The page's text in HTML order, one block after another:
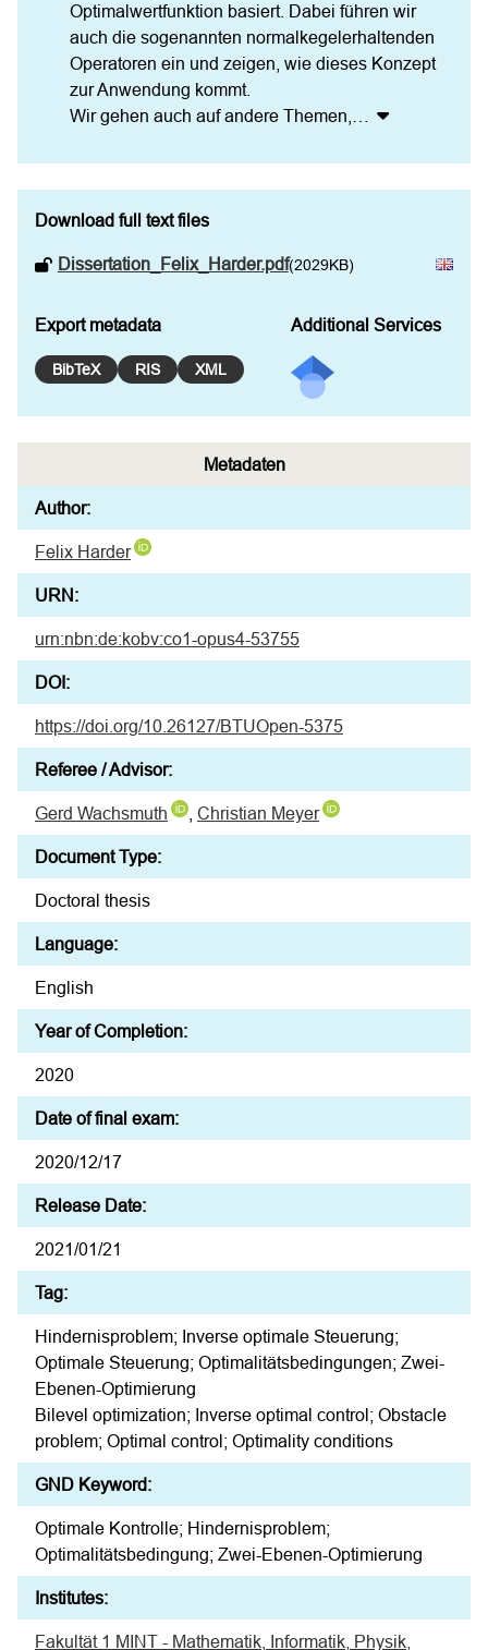
Optimalwertfunktion basiert. Dabei führen wir
auch die sogenannten normalkegelerhaltenden
Operatoren ein und zeigen, wie dieses Konzept
zur Anwendung kommt.
Wir gehen auch auf andere Themen,
Download full text files
Dissertation_Felix_Harder.pdf(2029KB)
Export metadata
BibTeX RIS XML
Additional Services
Metadaten
Author:
Felix Harder
URN:
urn:nbn:de:kobv:co1-opus4-53755
DOI:
https://doi.org/10.26127/BTUOpen-5375
Referee / Advisor:
Gerd Wachsmuth Christian Meyer
Document Type:
Doctoral thesis
Language:
English
Year of Completion:
2020
Date of final exam:
2020/12/17
Release Date:
2021/01/21
Tag:
Hindernisproblem; Inverse optimale Steuerung;
Optimale Steuerung; Optimalitätsbedingungen; Zwei-
Ebenen-Optimierung
Bilevel optimization; Inverse optimal control; Obstacle
problem; Optimal control; Optimality conditions
GND Keyword:
Optimale Kontrolle; Hindernisproblem;
Optimalitätsbedingung; Zwei-Ebenen-Optimierung
Institutes:
Fakultät 1 MINT - Mathematik, Informatik, Physik,